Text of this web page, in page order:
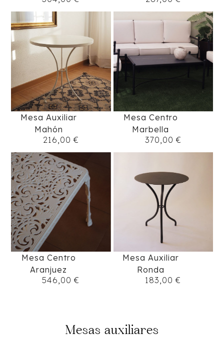
Mesa Auxiliar
Mahón
216,00€
Mesa Centro
Marbella
370,00€
Mesa Centro
Aranjuez
546,00€
Mesa Auxiliar
Ronda
183,00€
Mesas auxiliares